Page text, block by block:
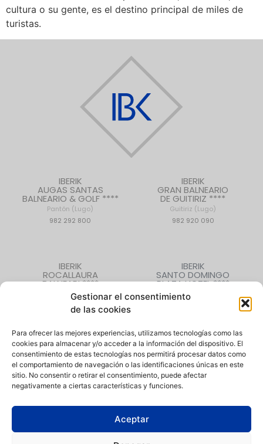
Gestionar el consentimiento
de las cookies
Para ofrecer las mejores experiencias, utilizamos tecnologías como las
cookies para almacenar y/o acceder a la información del dispositivo. El
consentimiento de estas tecnologías nos permitirá procesar datos como
el comportamiento de navegación o las identificaciones únicas en este
sitio. No consentir o retirar el consentimiento, puede afectar
negativamente a ciertas características y funciones.
Aceptar
cultura o su gente, es el destino principal de miles de
turistas.
IBERIK
AUGAS SANTAS
BALNEARIO & GOLF ****
Pantón (Lugo)
982 292 800
IBERIK
GRAN BALNEARIO
DE GUITIRIZ ****
Guitiriz (Lugo)
982 920 090
IBERIK
ROCALLAURA
BALNEARI ****
Rocallaura (Lleida)
973 330 632
IBERIK
SANTO DOMINGO
PLAZA HOTEL ****
Oviedo (Asturias)
CONTACTO|QUIÉNES SOMOS |EMPLEO
Aviso Legal|
de denuncias